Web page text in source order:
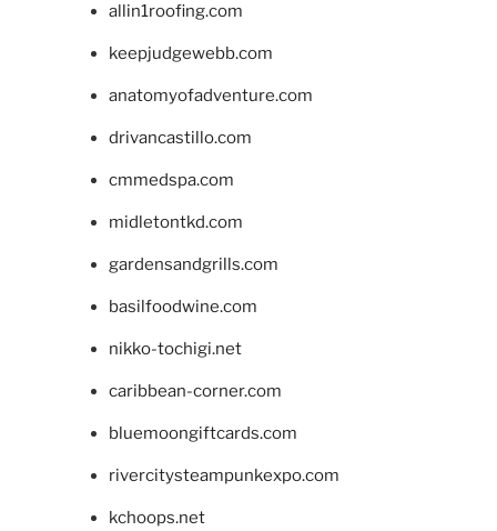
allin1roofing.com
keepjudgewebb.com
anatomyofadventure.com
drivancastillo.com
cmmedspa.com
midletontkd.com
gardensandgrills.com
basilfoodwine.com
nikko-tochigi.net
caribbean-corner.com
bluemoongiftcards.com
rivercitysteampunkexpo.com
kchoops.net